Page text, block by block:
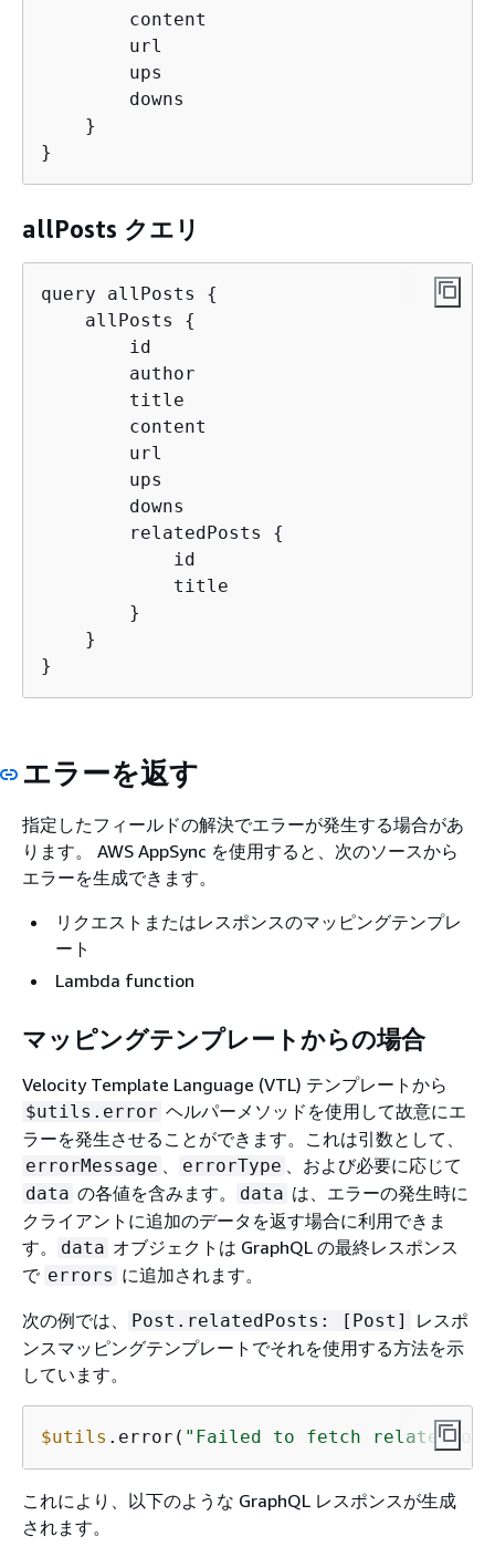
        content
        url
        ups
        downs
    }
}
allPosts クエリ
query allPosts {
    allPosts
{
        id
        author
        title
        content
        url
        ups
        downs
        relatedPosts
{
            id
            title
        }
    }
}
エラーを返す
指定したフィールドの解決でエラーが発生する場合があ
ります。 AWS AppSync を使用すると、次のソースから
エラーを生成できます。
リクエストまたはレスポンスのマッピングテンプレ
ート
Lambda function
マッピングテンプレートからの場合
Velocity Template Language (VTL) テンプレートから
$utils.error ヘルパーメソッドを使用して故意にエ
ラーを発生させることができます。これは引数として、
errorMessage 、 errorType 、および必要に応じて
data の各値を含みます。 data は、エラーの発生時に
クライアントに追加のデータを返す場合に利用できま
す。
data オブジェクトは GraphQL の最終レスポンス
で errors に追加されます。
次の例では、 Post.relatedPosts: [Post]
レスポ
ンスマッピングテンプレートでそれを使用する方法を示
しています。
$utils .error( "Failed to fetch
これにより、以下のような GraphQL レスポンスが生成
されます。